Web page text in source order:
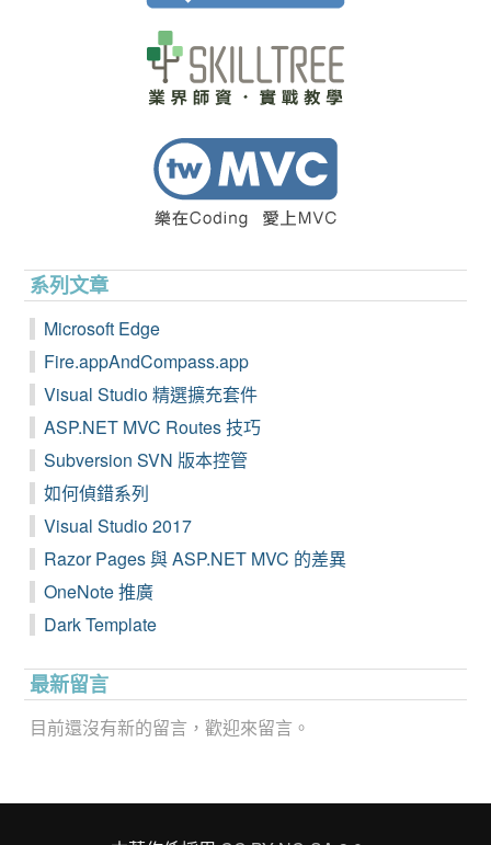
系列文章
Microsoft Edge
Fire.appAndCompass.app
Visual Studio 精選擴充套件
ASP.NET MVC Routes 技巧
Subversion SVN 版本控管
如何偵錯系列
Visual Studio 2017
Razor Pages 與 ASP.NET MVC 的差異
OneNote 推廣
Dark Template
最新留言
目前還沒有新的留言，歡迎來留言。